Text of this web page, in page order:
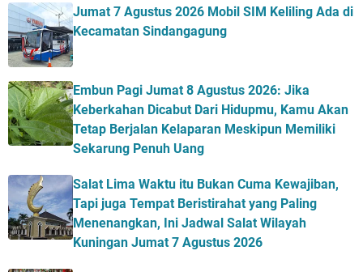
Jumat 7 Agustus 2026 Mobil SIM Keliling Ada di
Kecamatan Sindangagung
Embun Pagi Jumat 8 Agustus 2026: Jika
Keberkahan Dicabut Dari Hidupmu, Kamu Akan
Tetap Berjalan Kelaparan Meskipun Memiliki
Sekarung Penuh Uang
Salat Lima Waktu itu Bukan Cuma Kewajiban,
Tapi juga Tempat Beristirahat yang Paling
Menenangkan, Ini Jadwal Salat Wilayah
Kuningan Jumat 7 Agustus 2026